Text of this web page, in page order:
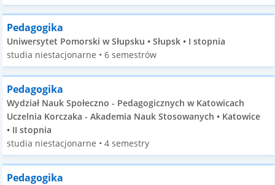
Pedagogika
Uniwersytet Pomorski w Słupsku • Słupsk • I stopnia
studia niestacjonarne • 6 semestrów
Pedagogika
Wydział Nauk Społeczno - Pedagogicznych w Katowicach
Uczelnia Korczaka - Akademia Nauk Stosowanych • Katowice
• II stopnia
studia niestacjonarne • 4 semestry
Pedagogika